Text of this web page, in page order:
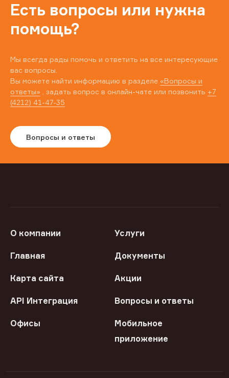
Есть вопросы или нужна
помощь?
Мы всегда рады помочь и ответить на все интересующие
вас вопросы.
Вы можете найти информацию в разделе «Вопросы и
ответы» , задать вопрос в онлайн-чате или позвонить +7
(4212) 41-47-35
Вопросы и ответы
О компании Услуги
Главная Документы
Карта сайта Акции
API Интеграция Вопросы и ответы
Офисы
Мобильное
приложение